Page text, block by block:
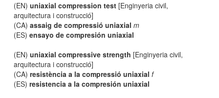
(EN)uniaxial compression test [Enginyeria civil,
arquitectura i construcció]
(CA)assaig de compressió uniaxial m
(ES)ensayo de compresión uniaxial
(EN)uniaxial compressive strength [Enginyeria civil,
arquitectura i construcció]
(CA)resistència a la compressió uniaxial f
(ES)resistencia a la compresión uniaxial